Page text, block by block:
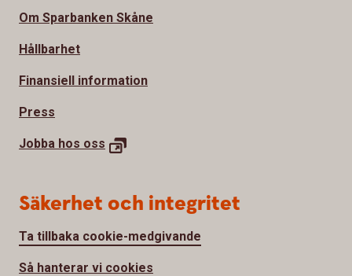
Om Sparbanken Skåne
Hållbarhet
Finansiell information
Press
Jobba hos oss
Säkerhet och integritet
Ta tillbaka cookie-medgivande
Så hanterar vi cookies